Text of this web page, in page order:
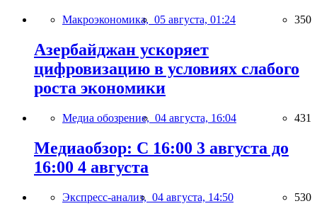
Макроэкономика, 05 августа, 01:24 350
Азербайджан ускоряет
цифровизацию в условиях слабого
роста экономики
Медиа обозрение, 04 августа, 16:04 431
Медиаобзор: С 16:00 3 августа до
16:00 4 августа
Экспресс-анализ, 04 августа, 14:50 530